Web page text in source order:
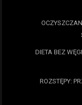
DIETA BEZ
ROZSTĘPY: